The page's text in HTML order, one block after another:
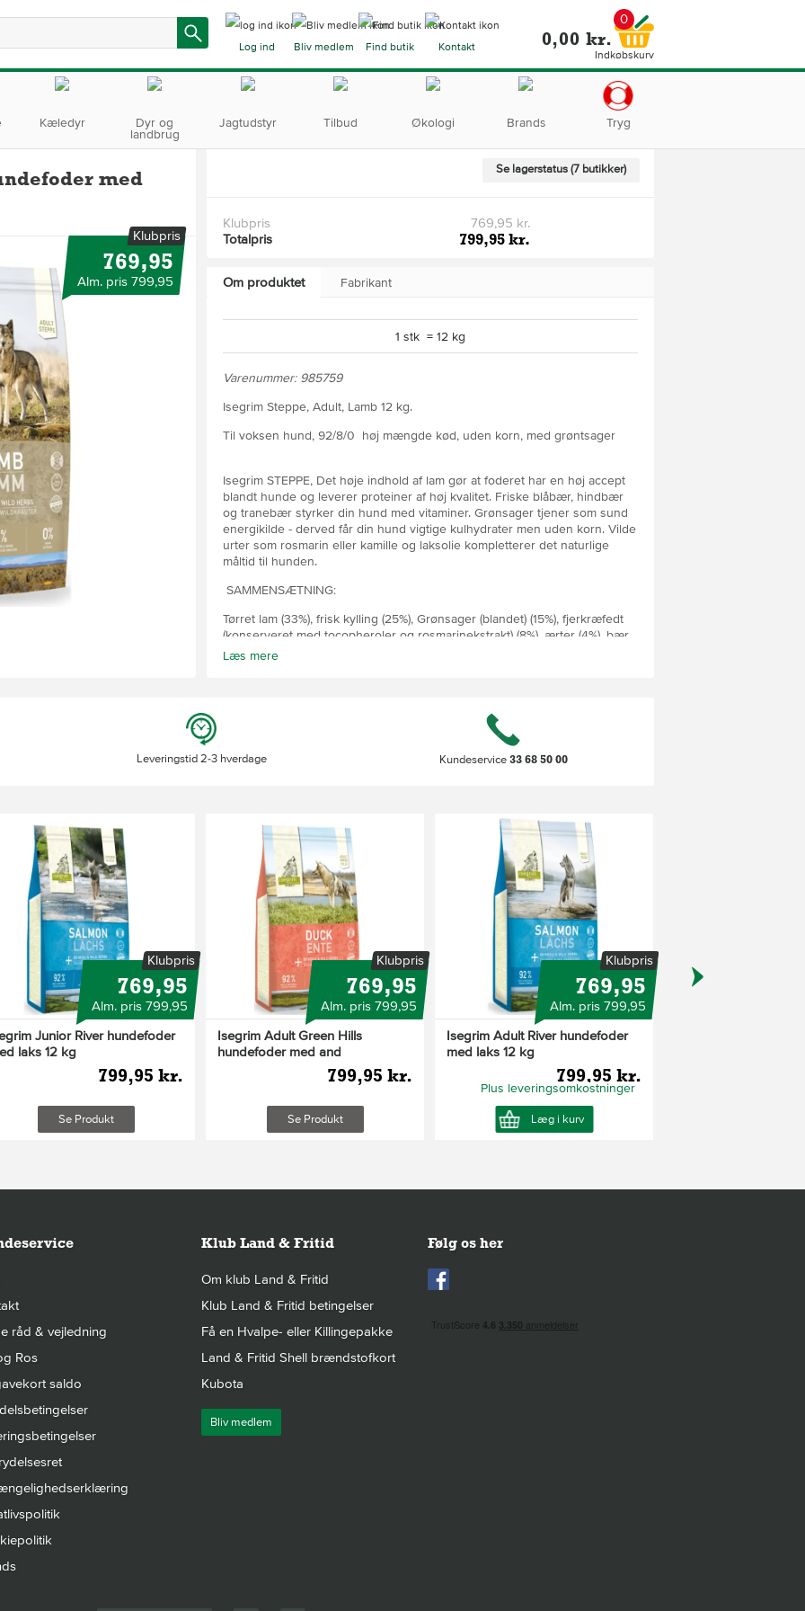
Log ind Bliv medlem Find butik Kontakt
0
0,00 kr.
Indkøbskurv
Kæledyr Dyr og
landbrug
Jagtudstyr Tilbud Økologi Brands Tryg
med
Klubpris
769,95
Alm. pris 799,95
Se lagerstatus (7 butikker)
Klubpris
769,95 kr.
Totalpris
799,95 kr.
Om produktet Fabrikant
1 stk = 12 kg
Varenummer: 985759
Isegrim Steppe, Adult, Lamb 12 kg.
Til voksen hund, 92/8/0 høj mængde kød, uden korn, med grøntsager
Isegrim STEPPE, Det høje indhold af lam gør at foderet har en høj accept
blandt hunde og leverer proteiner af høj kvalitet. Friske blåbær, hindbær
og tranebær styrker din hund med vitaminer. Grønsager tjener som sund
energikilde - derved får din hund vigtige kulhydrater men uden korn. Vilde
urter som rosmarin eller kamille og laksolie kompletterer det naturlige
måltid til hunden.
SAMMENSÆTNING:
Tørret lam (33%), frisk kylling (25%), Grønsager (blandet) (15%), fjerkræfedt
(konserveret med tocopheroler og rosmarinekstrakt) (8%), ærter (4%), bær
(blåbær, tranebær, hindbær) 4%), æbler (3%), gulerødder (2%), laksolie (2%),
ANALYTISKE BESTEMMELSER: Protein (28%), fedt (14%), råaska (7,8%),
råfiber (3,5%), calcium (1,6%), phosphor (1,2%), 3660 kcal / kg .
Læs mere
Leveringstid 2-3 hverdage Kundeservice33 68 50 00
Klubpris
769,95
Alm. pris 799,95
Junior River hundefoder
laks 12 kg
799,95 kr.
Se Produkt
Klubpris
769,95
Alm. pris 799,95
Isegrim Adult Green Hills
hundefoder med and
799,95 kr.
Se Produkt
Klubpris
769,95
Alm. pris 799,95
Isegrim Adult River hundefoder
med laks 12 kg
799,95 kr.
Plus leveringsomkostninger
Læg i kurv
råd & vejledning
Ros
saldo
Klub Land & Fritid
Om klub Land & Fritid
Klub Land & Fritid betingelser
Få en Hvalpe- eller Killingepakke
Land & Fritid Shell brændstofkort
Kubota
Bliv medlem
Følg os her